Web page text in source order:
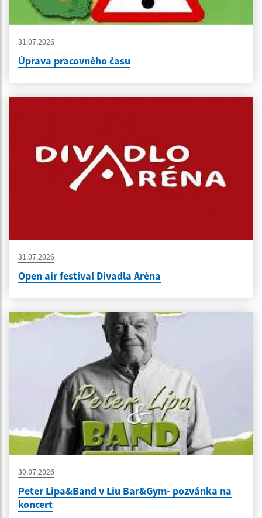
31.07.2026
Úprava pracovného času
31.07.2026
Open air festival Divadla Aréna
30.07.2026
Peter Lipa&Band v Liu Bar&Gym- pozvánka na
koncert